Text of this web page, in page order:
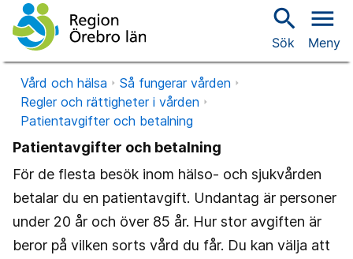
search
Sök
menu
Meny
Vård och hälsa
Så fungerar vården
Regler och rättigheter i vården
Patientavgifter och betalning
Patientavgifter och betalning
För de flesta besök inom hälso- och sjukvården
betalar du en patientavgift. Undantag är personer
under 20 år och över 85 år. Hur stor avgiften är
beror på vilken sorts vård du får. Du kan välja att